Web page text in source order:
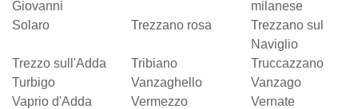
Giovanni
milanese
Solaro
Trezzano rosa
Trezzano sul
Naviglio
Trezzo sull'Adda
Tribiano
Truccazzano
Turbigo
Vanzaghello
Vanzago
Vaprio d'Adda
Vermezzo
Vernate